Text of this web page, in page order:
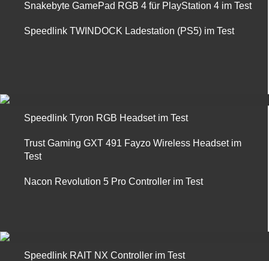
Snakebyte GamePad RGB 4 für PlayStation 4 im Test
Speedlink TWINDOCK Ladestation (PS5) im Test
Speedlink Tyron RGB Headset im Test
Trust Gaming GXT 491 Fayzo Wireless Headset im
Test
Nacon Revolution 5 Pro Controller im Test
Speedlink RAIT NX Controller im Test